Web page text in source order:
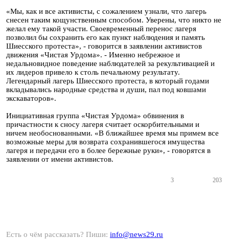
«Мы, как и все активисты, с сожалением узнали, что лагерь
снесен таким кощунственным способом. Уверены, что никто не
желал ему такой участи. Своевременный перенос лагеря
позволил бы сохранить его как пункт наблюдения и память
Шиесского протеста», - говорится в заявлении активистов
движения «Чистая Урдома». - Именно небрежное и
недальновидное поведение наблюдателей за рекультивацией и
их лидеров привело к столь печальному результату.
Легендарный лагерь Шиесского протеста, в который годами
вкладывались народные средства и души, пал под ковшами
экскаваторов».
Инициативная группа «Чистая Урдома» обвинения в
причастности к сносу лагеря считает оскорбительными и
ничем необоснованными. «В ближайшее время мы примем все
возможные меры для возврата сохранившегося имущества
лагеря и передачи его в более бережные руки», - говорятся в
заявлении от имени активистов.
3 203
Есть о чём рассказать? Пиши: info@news29.ru